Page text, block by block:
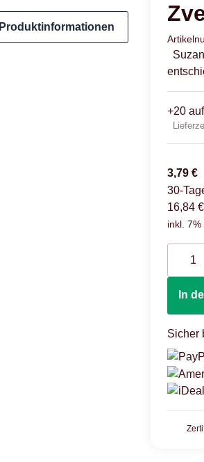
+20
3,79 €
30-
16,84
inkl.
In
Sicher
Produktinformationen